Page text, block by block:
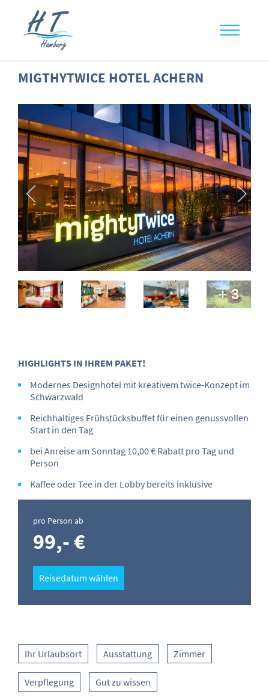
MIGTHYTWICE HOTEL ACHERN
+ 3
HIGHLIGHTS IN IHREM PAKET!
Modernes Designhotel mit kreativem twice-Konzept im
Schwarzwald
Reichhaltiges Frühstücksbuffet für einen genussvollen
Start in den Tag
bei Anreise am Sonntag 10,00 € Rabatt pro Tag und
Person
Kaffee oder Tee in der Lobby bereits inklusive
pro Person ab
99,- €
Reisedatum wählen
Ihr Urlaubsort Ausstattung Zimmer
Verpflegung Gut zu wissen